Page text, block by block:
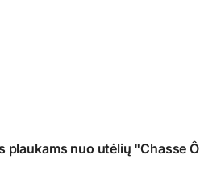
plaukams nuo utėlių "Chasse Ô